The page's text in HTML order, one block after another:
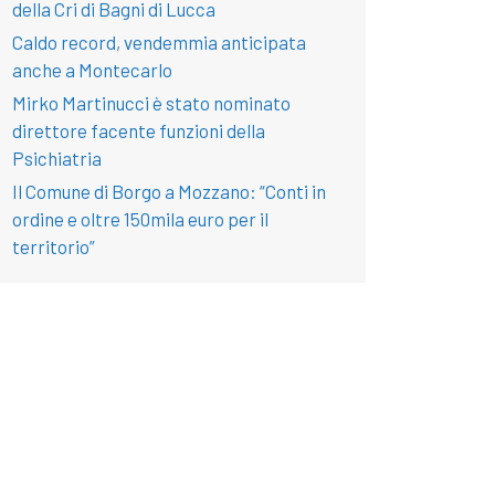
della Cri di Bagni di Lucca
Caldo record, vendemmia anticipata
anche a Montecarlo
Mirko Martinucci è stato nominato
direttore facente funzioni della
Psichiatria
Il Comune di Borgo a Mozzano: “Conti in
ordine e oltre 150mila euro per il
territorio”